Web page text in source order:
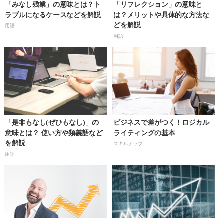
「みなし残業」の意味とは？ト
ラブルになるケースなどを解説
用語
「リフレクション」の意味と
は？メリットや具体的な方法な
どを解説
用語
「是非もなし(ぜひもなし)」の
意味とは？ 使い方や類義語など
を解説
用語
ビジネスで差がつく！ロジカル
ライティングの基本
スキルアップ